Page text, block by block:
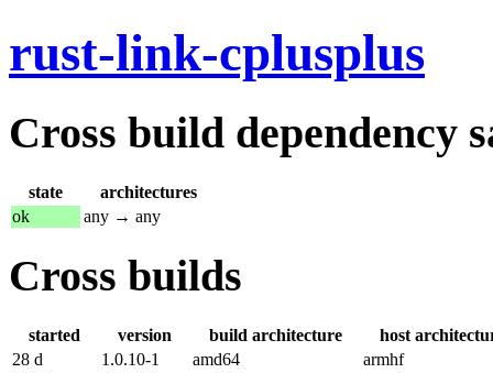
rust-link-cplusplus
Cross build dependency
state
architectures
ok
any → any
Cross builds
started version build architecture
host
28 d
1.0.10-1 amd64
armhf